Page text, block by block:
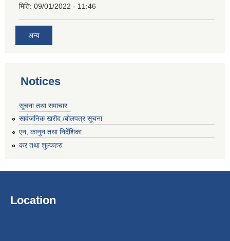
मिति: 09/01/2022 - 11:46
अन्य
Notices
सूचना तथा समाचार
सार्वजनिक खरीद /बोलपत्र सूचना
एन, कानुन तथा निर्देशिका
कर तथा शुल्कहरु
Location